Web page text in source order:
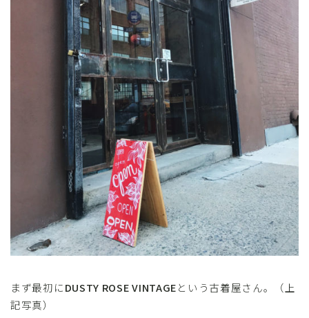
まず最初にDUSTY ROSE VINTAGEという古着屋さん。（上
記写真）